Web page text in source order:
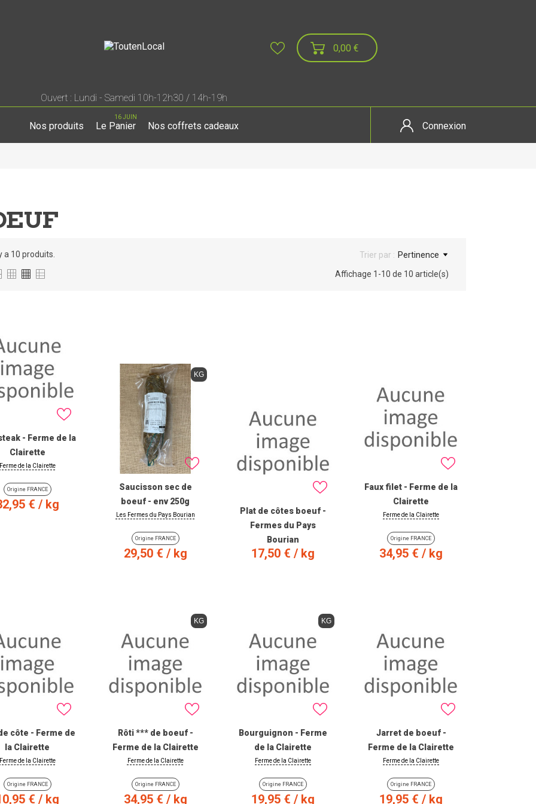
0,00 €
Ouvert : Lundi - Samedi 10h-12h30 / 14h-19h
Nos produits Le Panier
16 JUIN
Nos coffrets cadeaux Connexion
a 10 produits. Trier par : Pertinence
Affichage 1-10 de 10 article(s)
- Ferme de la
Clairette
de la Clairette
Origine FRANCE
€ / kg
KG
Saucisson sec de
boeuf - env 250g
Les Fermes du Pays Bourian
Origine FRANCE
Prix
29,50 € / kg
Plat de côtes boeuf -
Fermes du Pays
Bourian
Prix
17,50 € / kg
Faux filet - Ferme de la
Clairette
Ferme de la Clairette
Origine FRANCE
Prix
34,95 € / kg
côte - Ferme de
la Clairette
de la Clairette
Origine FRANCE
€ / kg
KG
Rôti *** de boeuf -
Ferme de la Clairette
Ferme de la Clairette
Origine FRANCE
Prix
34,95 € / kg
KG
Bourguignon - Ferme
de la Clairette
Ferme de la Clairette
Origine FRANCE
Prix
19,95 € / kg
Jarret de boeuf -
Ferme de la Clairette
Ferme de la Clairette
Origine FRANCE
Prix
19,95 € / kg